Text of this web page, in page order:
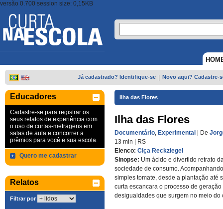
versão 0.700 session size: 0,15KB
Já cadastrado? Identifique-se Novo aqui? Cadastre-
Educadores
Cadastre-se para registrar os
seus relatos de experiência com
o uso de curtas-metragens em
salas de aula e concorrer a
prêmios para você e sua escola.
Quero me cadastrar
Relatos
Filtrar por
Ilha das Flores
Ilha das Flores
Documentário, Experimental | De
13 min
RS
Elenco: Ciça Reckziegel
Sinopse: Um ácido e divertido retrato
sociedade de consumo.
simples tomate, desde a plantação até
curta escancara o processo de
desigualdades que surgem no meio do